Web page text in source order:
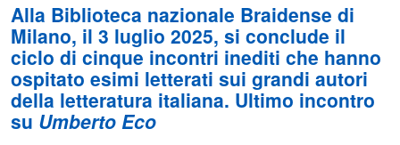
Alla Biblioteca nazionale Braidense di
Milano, il 3 luglio 2025, si conclude il
ciclo di cinque incontri inediti che hanno
ospitato esimi letterati sui grandi autori
della letteratura italiana. Ultimo incontro
su Umberto Eco